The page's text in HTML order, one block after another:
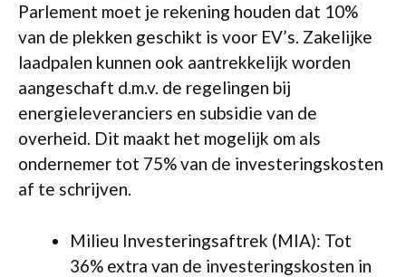
Parlement moet je rekening houden dat 10%
van de plekken geschikt is voor EV’s. Zakelijke
laadpalen kunnen ook aantrekkelijk worden
aangeschaft d.m.v. de regelingen bij
energieleveranciers en subsidie van de
overheid. Dit maakt het mogelijk om als
ondernemer tot 75% van de investeringskosten
af te schrijven.
Milieu Investeringsaftrek (MIA): Tot
36% extra van de investeringskosten in